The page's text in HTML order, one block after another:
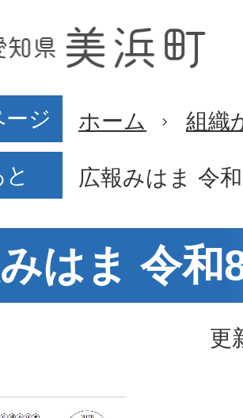
ジ ホーム 組織
広報みはま 令
はま 令和
更